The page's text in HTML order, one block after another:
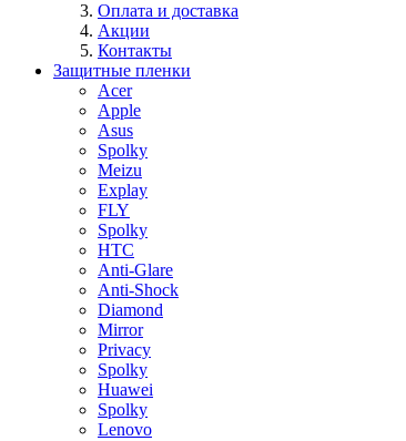
Оплата и доставка
Акции
Контакты
Защитные пленки
Acer
Apple
Asus
Spolky
Meizu
Explay
FLY
Spolky
HTC
Anti-Glare
Anti-Shock
Diamond
Mirror
Privacy
Spolky
Huawei
Spolky
Lenovo